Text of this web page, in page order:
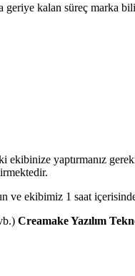
kalan süreç marka
yaptırmanız
ve ekibimiz 1 saat
Creamake Yazılım